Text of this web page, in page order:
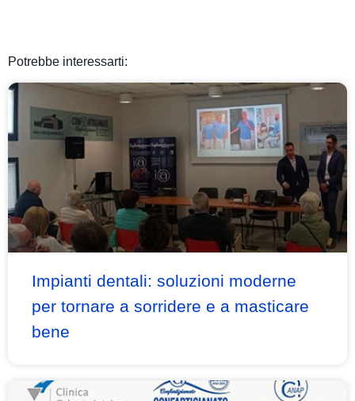
Potrebbe interessarti:
Impianti dentali: soluzioni moderne
per tornare a sorridere e a masticare
bene